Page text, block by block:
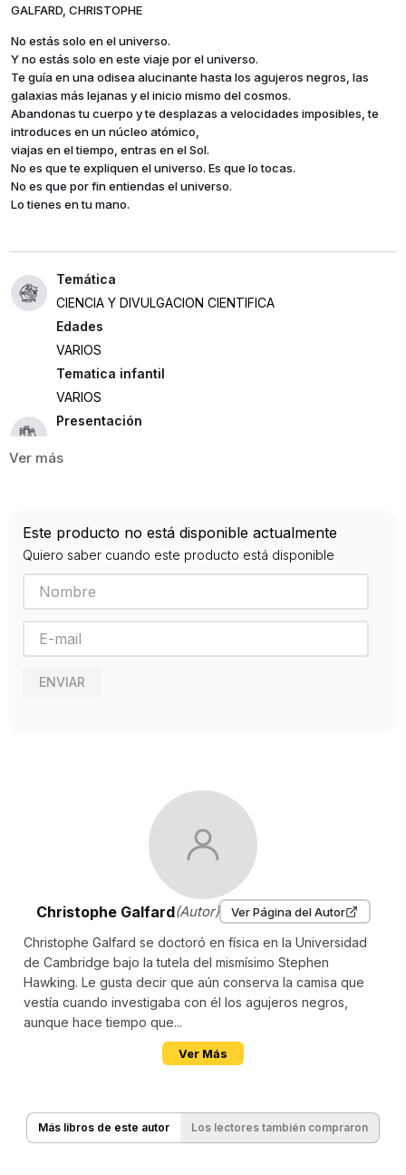
GALFARD, CHRISTOPHE
No estás solo en el universo.
Y no estás solo en este viaje por el universo.
Te guía en una odisea alucinante hasta los agujeros negros, las
galaxias más lejanas y el inicio mismo del cosmos.
Abandonas tu cuerpo y te desplazas a velocidades imposibles, te
introduces en un núcleo atómico,
viajas en el tiempo, entras en el Sol.
No es que te expliquen el universo. Es que lo tocas.
No es que por fin entiendas el universo.
Lo tienes en tu mano.
CIENCIA Y DIVULGACION CIENTIFICA
Edades
VARIOS
Tematica infantil
VARIOS
Presentación
9788416290628
Editorial
BLACKIE BOOKS
Año de publicación
2017
Este producto no está disponible actualmente
Quiero saber cuando este producto está disponible
ENVIAR
Christophe Galfard(Autor) Ver Página del Autor
Christophe Galfard se doctoró en física en la Universidad
de Cambridge bajo la tutela del mismísimo Stephen
Hawking. Le gusta decir que aún conserva la camisa que
vestía cuando investigaba con él los agujeros negros,
aunque hace tiempo que...
Ver Más
Más libros de este autor Los lectores también compraron